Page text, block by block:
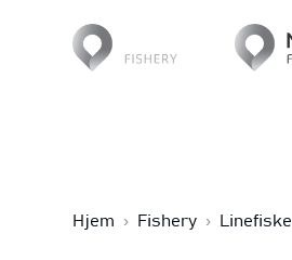
Hjem › Fishery › Linefiske